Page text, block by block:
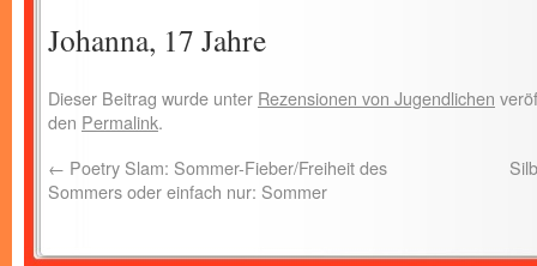
Johanna, 17 Jahre
Dieser Beitrag wurde unter Rezensionen von Jugendlichen
den Permalink.
← Poetry Slam: Sommer-Fieber/Freiheit des
Sommers oder einfach nur: Sommer